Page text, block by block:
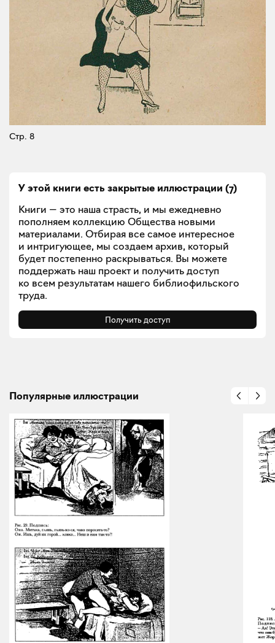
Стр. 8
У этой книги есть закрытые иллюстрации (7)
Книги — это наша страсть, и мы ежедневно
пополняем коллекцию Общества новыми
материалами. Отбирая все самое интересное
и интригующее, мы создаем архив, который
будет постепенно раскрываться. Вы можете
поддержать наш проект и получить доступ
ко всем результатам нашего библиофильского
труда.
Получить доступ
Популярные иллюстрации